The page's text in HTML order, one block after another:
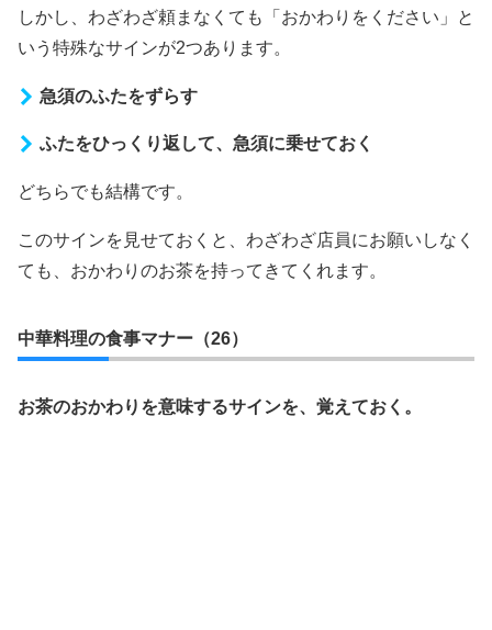
しかし、わざわざ頼まなくても「おかわりをください」と
いう特殊なサインが2つあります。
急須のふたをずらす
ふたをひっくり返して、急須に乗せておく
どちらでも結構です。
このサインを見せておくと、わざわざ店員にお願いしなく
ても、おかわりのお茶を持ってきてくれます。
中華料理の食事マナー（26）
お茶のおかわりを意味するサインを、覚えておく。